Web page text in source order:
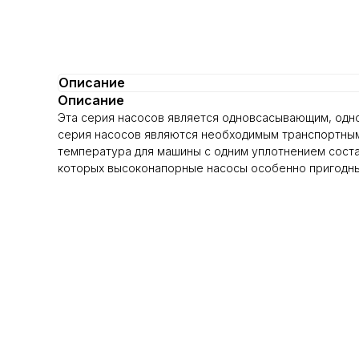
Описание
Описание
Эта серия насосов является одновсасывающим,
серия насосов являются необходимым
температура для машины с одним уплотнением
которых высоконапорные насосы особенно